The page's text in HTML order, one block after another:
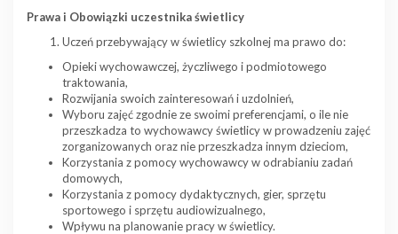
Prawa i Obowiązki uczestnika świetlicy
Uczeń przebywający w świetlicy szkolnej ma prawo do:
Opieki wychowawczej, życzliwego i podmiotowego
traktowania,
Rozwijania swoich zainteresowań i uzdolnień,
Wyboru zajęć zgodnie ze swoimi preferencjami, o ile nie
przeszkadza to wychowawcy świetlicy w prowadzeniu zajęć
zorganizowanych oraz nie przeszkadza innym dzieciom,
Korzystania z pomocy wychowawcy w odrabianiu zadań
domowych,
Korzystania z pomocy dydaktycznych, gier, sprzętu
sportowego i sprzętu audiowizualnego,
Wpływu na planowanie pracy w świetlicy.